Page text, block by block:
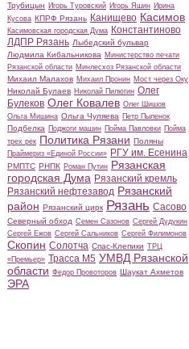
Трубицын Игорь Туровский Игорь Яшин Ирина
Кусова КПРФ Рязань Канищево Касимов
Касимовская городская Дума Константиново
ЛДПР Рязань Лыбедский бульвар
Людмила Кибальникова Министерство печати
Рязанской области Минлесхоз Рязанской области
Михаил Малахов Михаил Пронин Мост через Оку
Николай Булаев Николай Пилюгин Олег
Булеков Олег Ковалев Олег Шишов
Ольга Мишина Ольга Чуляева Петр Пыленок
Подбелка Поджоги машин Пойма Павловки Пойма
трех рек Политика Рязани Поляны
Праймериз «Единой России» РГУ им. Есенина
РМПТС РНПК Роман Путин Рязанская
городская Дума Рязанский кремль
Рязанский нефтезавод Рязанский
район Рязанский цирк Рязань Сасово
Северный обход Семен Сазонов Сергей Дудукин
Сергей Ежов Сергей Сальников Сергей Филимонов
Скопин Солотча Спас-Клепики ТРЦ
«Премьер» Трасса М5 УМВД Рязанской
области Федор Провоторов Шаукат Ахметов
ЭРА